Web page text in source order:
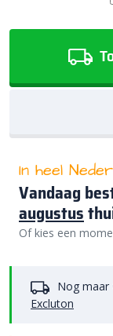
In heel
Vandaag
augustus
Of kies een
Nog maar
Excluton